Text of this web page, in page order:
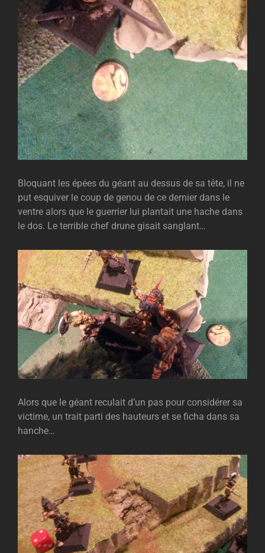
Bloquant les épées du géant au dessus de sa tête, il ne
put esquiver le coup de genou de ce dernier dans le
ventre alors que le guerrier lui plantait une hache dans
le dos. Le terrible chef drune gisait sanglant…
Alors que le géant reculait d’un pas pour considérer sa
victime, un trait parti des hauteurs et se ficha dans sa
hanche…